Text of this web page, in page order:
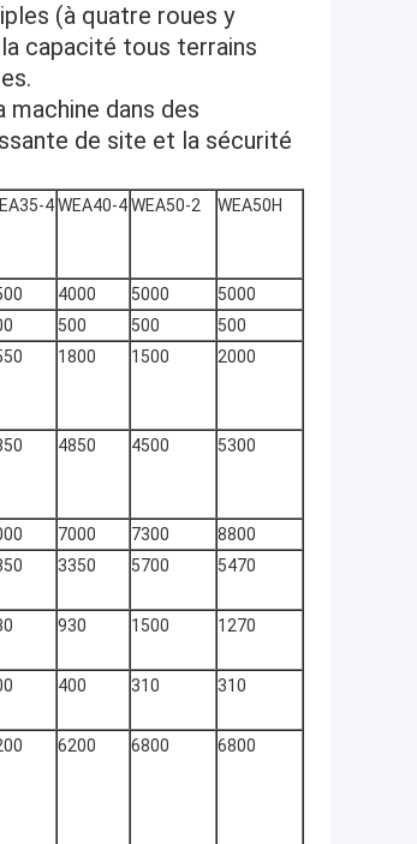
(à quatre roues y
capacité tous terrains
dans des
de site et la sécurité
4WEA40-4WEA50-2 WEA50H
4000 5000
5000
500 500
500
1800 1500 2000
4850 4500 5300
7000 7300
8800
3350 5700 5470
930 1500 1270
400 310 310
6200 6800 6800